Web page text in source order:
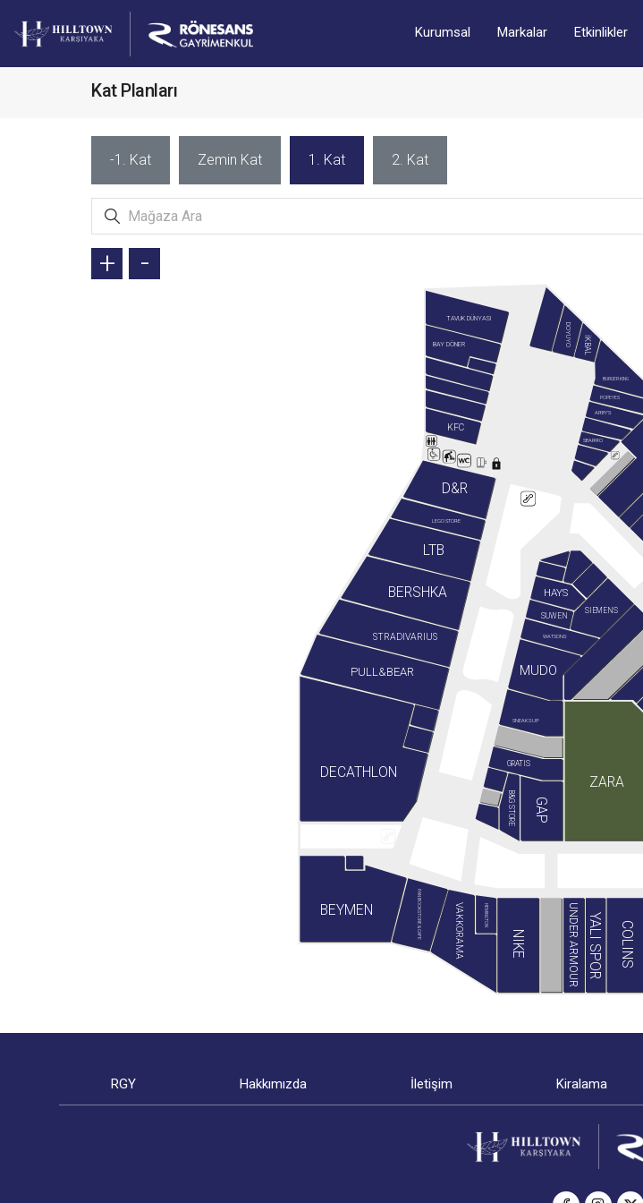
Kurumsal Markalar Etkinlikler
Kat Planları
-1. Kat Zemin Kat 1. Kat 2. Kat
ARBY'S
B&G STORE
BAY DÖNER
BERSHKA
BURGER KING
COLINS
D&R
DECATHLON
DOYUYO
GAP
GRATIS
HAYS
HEMINGTON
İKBAL
LEGO STORE
LTB
MUDO
NIKE
PAN BOOKSTORE & CAFE
KFC
POPEYES
PULL&BEAR
SBARRO
SIEMENS
SNEAKS UP
STRADIVARIUS
SUWEN
TAVUK DÜNYASI
UNDER ARMOUR
VAKKORAMA
WATSONS
YALI SPOR
BEYMEN
ZARA
+ -
RGY Hakkımızda İletişim Kiralama